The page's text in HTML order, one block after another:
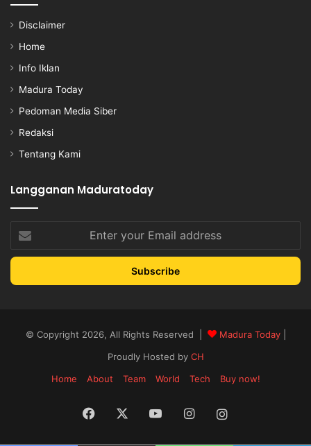
Disclaimer
Home
Info Iklan
Madura Today
Pedoman Media Siber
Redaksi
Tentang Kami
Langganan Maduratoday
your
Email
© Copyright 2026, All Rights Reserved | Madura Today
Proudly Hosted by CH
Home
About Team World Tech Buy now!
Facebook YouTubeInstagram